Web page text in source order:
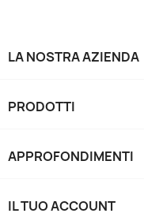
LA NOSTRA AZIENDA
PRODOTTI
APPROFONDIMENTI
IL TUO ACCOUNT